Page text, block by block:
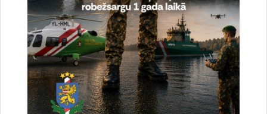
Sniegt atsauksmi
Esi pirmais, kas uzzina!